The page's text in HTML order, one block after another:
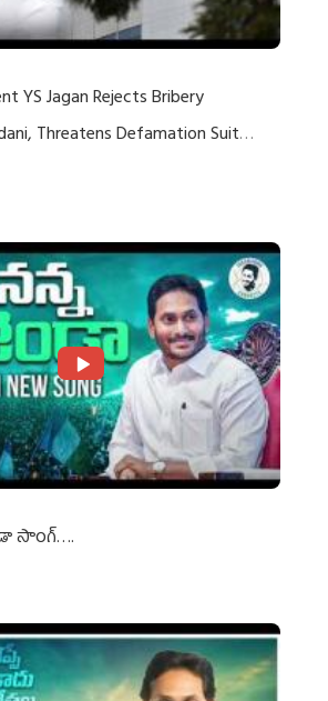
YS Jagan Rejects Bribery
Threatens Defamation Suit
సాంగ్….